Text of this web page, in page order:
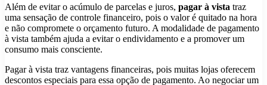
Além de evitar o acúmulo de parcelas e juros, pagar à vista traz
uma sensação de controle financeiro, pois o valor é quitado na hora
e não compromete o orçamento futuro. A modalidade de pagamento
à vista também ajuda a evitar o endividamento e a promover um
consumo mais consciente.
Pagar à vista traz vantagens financeiras, pois muitas lojas oferecem
descontos especiais para essa opção de pagamento. Ao negociar um